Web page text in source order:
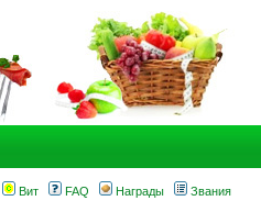
Вит FAQ Награды Звания